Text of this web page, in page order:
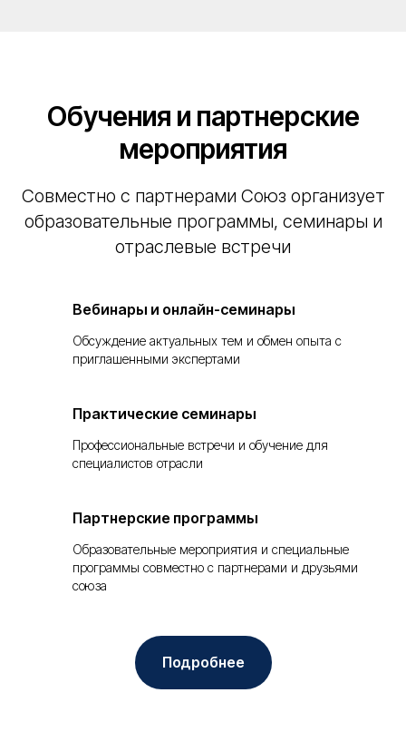
Обучения и партнерские
мероприятия
Совместно с партнерами Союз организует
образовательные программы, семинары и
отраслевые встречи
Вебинары и онлайн-семинары
Обсуждение актуальных тем и обмен опыта с
приглашенными экспертами
Практические семинары
Профессиональные встречи и обучение для
специалистов отрасли
Партнерские программы
Образовательные мероприятия и специальные
программы совместно с партнерами и друзьями
союза
Подробнее